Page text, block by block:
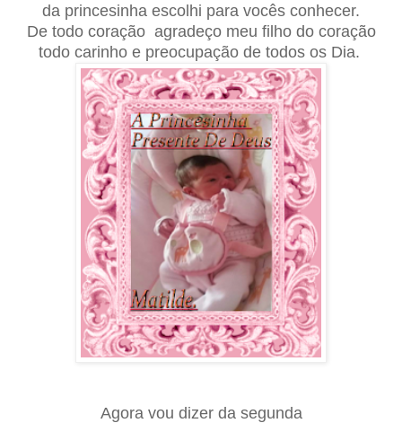
da princesinha escolhi para vocês conhecer.
De todo coração agradeço meu filho do coração
todo carinho e preocupação de todos os Dia.
Agora vou dizer da segunda